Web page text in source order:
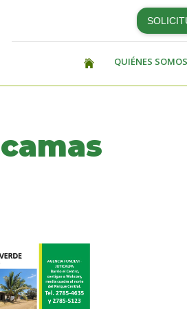
QUIÉNES SOMOS